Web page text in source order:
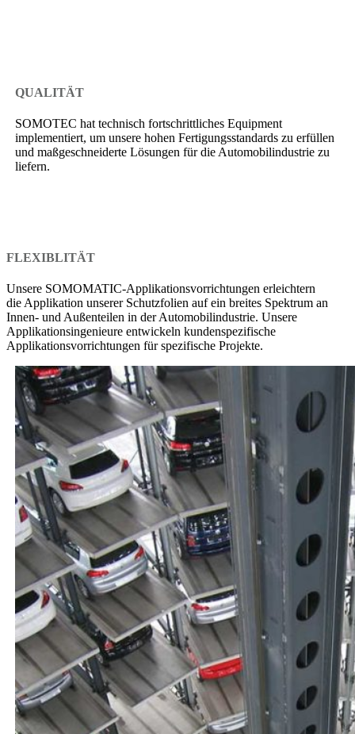
QUALITÄT
SOMOTEC hat technisch fortschrittliches Equipment
implementiert, um unsere hohen Fertigungsstandards zu erfüllen
und maßgeschneiderte Lösungen für die Automobilindustrie zu
liefern.
FLEXIBLITÄT
Unsere SOMOMATIC-Applikationsvorrichtungen erleichtern
die Applikation unserer Schutzfolien auf ein breites Spektrum an
Innen- und Außenteilen in der Automobilindustrie. Unsere
Applikationsingenieure entwickeln kundenspezifische
Applikationsvorrichtungen für spezifische Projekte.